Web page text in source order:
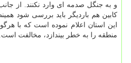
و به جنگل صدمه ای وارد نكنند. از
كابین هم باردیگر باید بررسی شود
این استان اعلام نموده است كه با
منطقه را به خطر بیندازد، مخالفت است.